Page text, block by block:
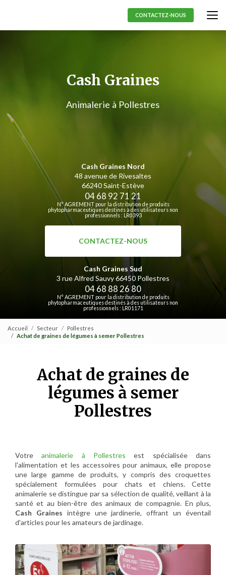
CONTACTEZ-NOUS
Cash Graines
Animalerie à Pollestres
Cash Graines Nord
48 avenue de Rivesaltes
66240 Saint-Estève
04 68 92 71 21
N° AGREMENT pour la distribution de produits
phytopharmaceutiques destinés à des utilisateurs non
professionnels : LR0393
CONTACTEZ-NOUS
Cash Graines Sud
3 rue Alfred Sauvy66450 Pollestres
04 68 88 26 80
N° AGREMENT pour la distribution de produits
phytopharmaceutiques destinés à des utilisateurs non
professionnels : LR01171
Accueil Secteur
Pollestres
Achat de graines de légumes à semer Pollestres
Achat de graines de
légumes à semer
Pollestres
Votreanimalerie à Pollestres est spécialisée dans
l'alimentation et les accessoires pour animaux, elle propose
une large gamme de produits, y compris des croquettes
spécialement formulées pour chats et chiens. Cette
animalerie se distingue par sa sélection de qualité, veillant à la
santé et au bien-être des animaux de compagnie. En plus,
Cash Graines intègre une jardinerie, offrant un éventail
d'articles pour les amateurs de jardinage.